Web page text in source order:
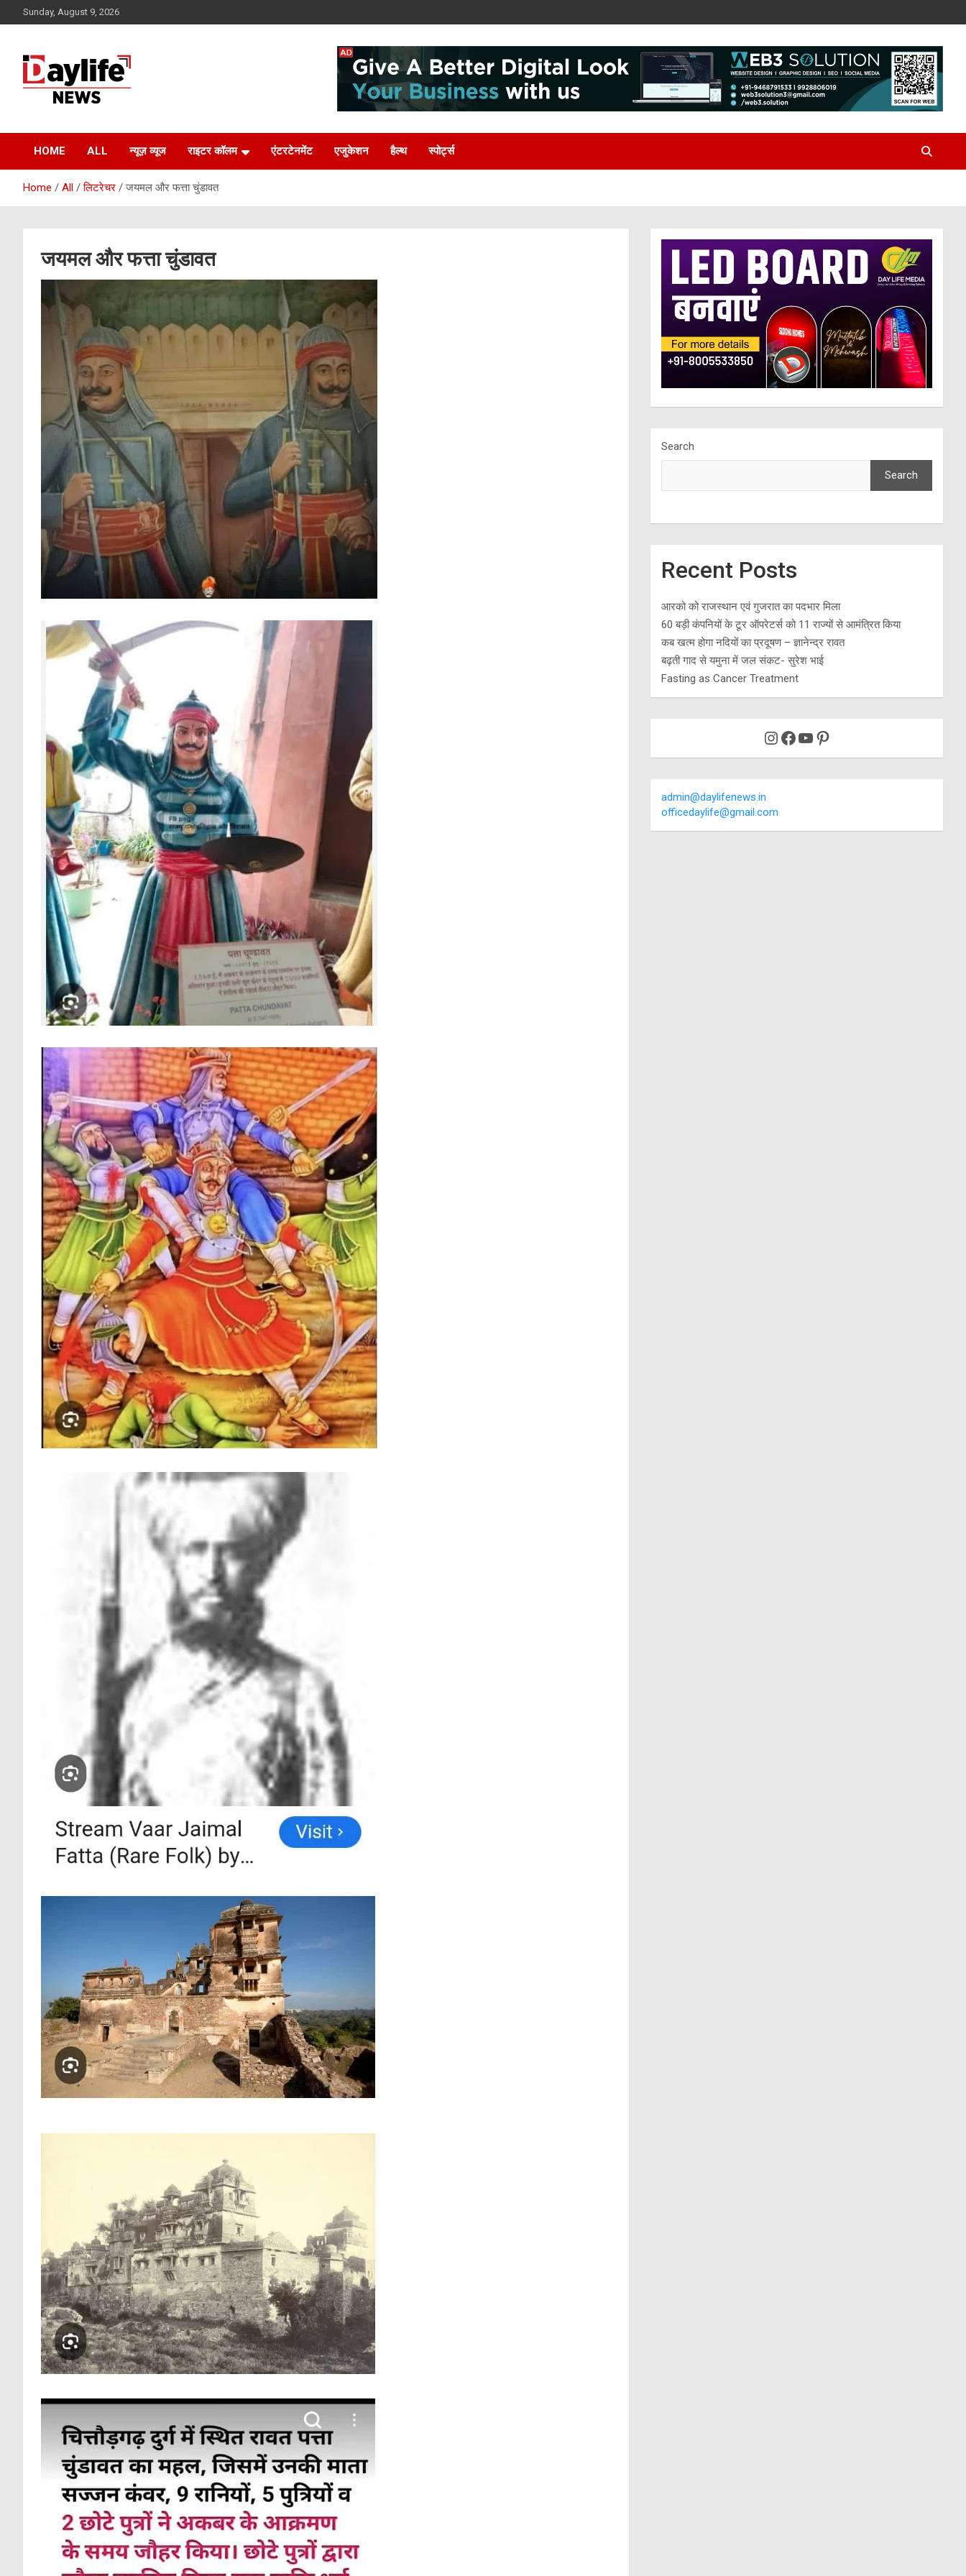
to
Sunday, August 9, 2026
HOME ALL न्यूज़ व्यूज राइटर कॉलम एंटरटेनमेंट एजुकेशन हैल्थ स्पोर्ट्स
Home All लिटरेचर जयमल और फत्ता चुंडावत
जयमल और फत्ता चुंडावत
Search
Search
Recent Posts
आरको को राजस्थान एवं गुजरात का पदभार मिला
60 बड़ी कंपनियों के टूर ऑपरेटर्स को 11 राज्यों से आमंत्रित किया
कब खत्म होगा नदियों का प्रदूषण – ज्ञानेन्द्र रावत
बढ़ती गाद से यमुना में जल संकट- सुरेश भाई
Fasting as Cancer Treatment
Instagram
Facebook
YouTube
Pinterest
admin@daylifenews.in
officedaylife@gmail.com